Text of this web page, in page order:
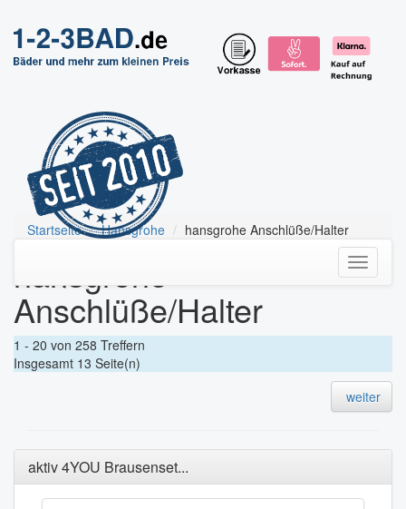
Toggle
Startseite Hansgrohe hansgrohe Anschlüße/Halter
hansgrohe
Anschlüße/Halter
1 - 20 von 258 Treffern
Insgesamt 13 Seite(n)
weiter
aktiv 4YOU Brausenset...